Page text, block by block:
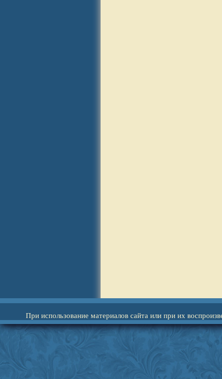
При использование материалов сайта или при их